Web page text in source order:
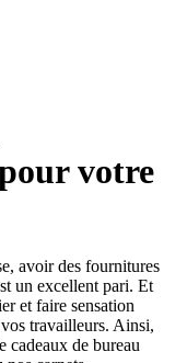
votre
avoir des fournitures
un excellent pari. Et
et faire sensation
travailleurs. Ainsi,
cadeaux de bureau